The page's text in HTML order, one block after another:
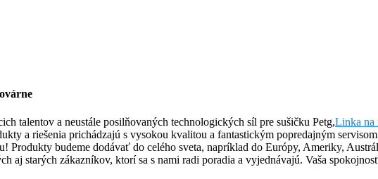
talentov a neustále posilňovaných technologických síl pre sušičku Petg,Linka na
a riešenia prichádzajú s vysokou kvalitou a fantastickým popredajným
Produkty budeme dodávať do celého sveta, napríklad do Európy, Ameriky,
aj starých zákazníkov, ktorí sa s nami radi poradia a vyjednávajú. Vaša